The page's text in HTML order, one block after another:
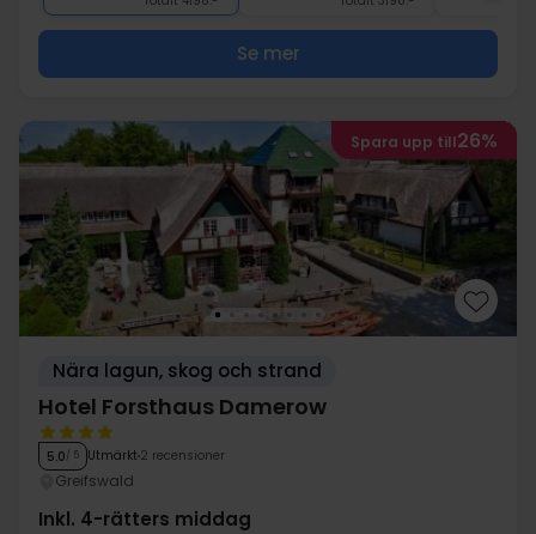
Se mer
Spara upp till26%
Nära lagun, skog och strand
Hotel Forsthaus Damerow
5.0/ 5 Utmärkt 2 recensioner
Greifswald
Inkl. 4-rätters middag